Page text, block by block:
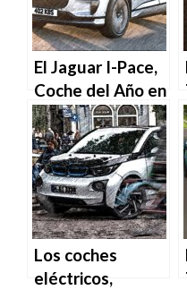
El Jaguar I-Pace,
Coche del Año en
Europa 2019
Los coches
eléctricos,